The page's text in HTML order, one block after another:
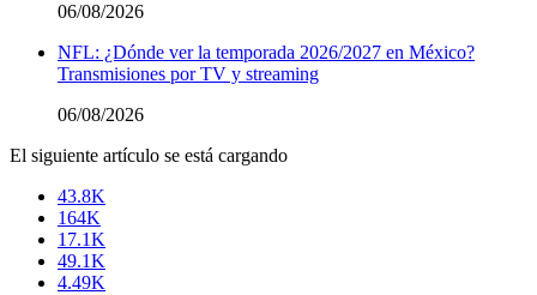
06/08/2026
NFL: ¿Dónde ver la temporada 2026/2027 en México?
Transmisiones por TV y streaming
06/08/2026
El siguiente artículo se está cargando
43.8K
164K
17.1K
49.1K
4.49K